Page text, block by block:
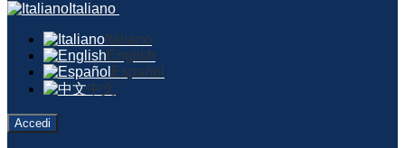
Italiano
Italiano
English
Español
中文
Accedi